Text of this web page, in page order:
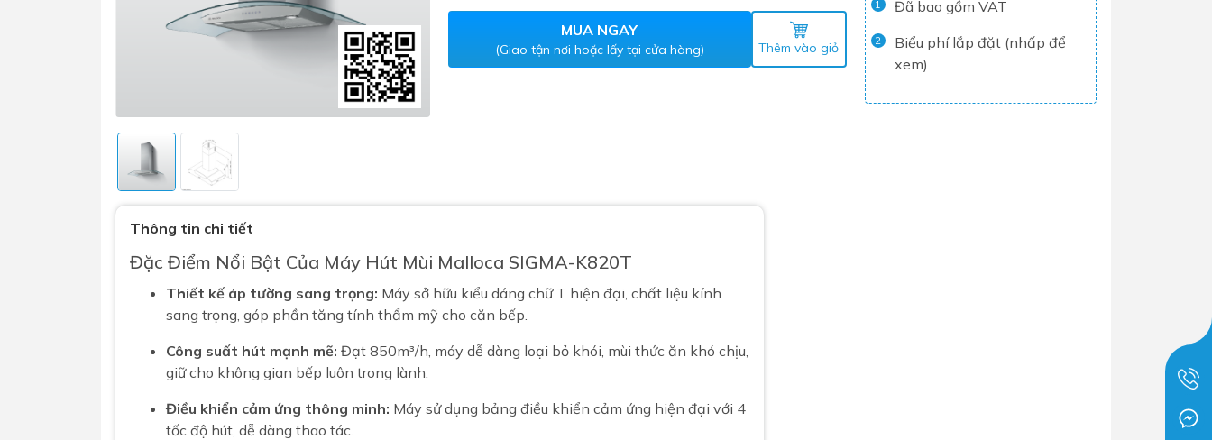
Sen tắm
Máy nước nóng gián tiếp
Tủ lạnh
Máy rửa chén
Nồi chiên không dầu
Phụ kiện nhà vệ sinh
Gương nhà vệ sinh - nhà tắm
Máy sấy tay
Nắp bồn cầu
Combo bồn cầu nhà trọ giá rẻ
Combo thiết bị vệ sinh chính hãng
Combo Máy nước nóng năng lượng
mặt trời
Combo thiết bị vệ sinh cao cấp
MUA NGAY
(Giao tận nơi hoặc lấy tại cửa hàng) Thêm vào giỏ
1 Đã bao gồm VAT
2
Biểu phí lắp đặt (nhấp để
xem)
Thông tin chi tiết
Đặc Điểm Nổi Bật Của Máy Hút Mùi Malloca SIGMA-K820T
Thiết kế áp tường sang trọng: Máy sở hữu kiểu dáng chữ T hiện đại, chất liệu kính
sang trọng, góp phần tăng tính thẩm mỹ cho căn bếp.
Công suất hút mạnh mẽ: Đạt 850m³/h, máy dễ dàng loại bỏ khói, mùi thức ăn khó chịu,
giữ cho không gian bếp luôn trong lành.
Điều khiển cảm ứng thông minh: Máy sử dụng bảng điều khiển cảm ứng hiện đại với 4
tốc độ hút, dễ dàng thao tác.